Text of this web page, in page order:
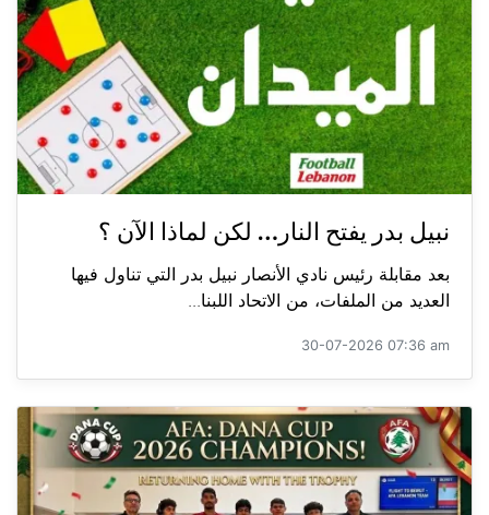
نبيل بدر يفتح النار… لكن لماذا الآن ؟
بعد مقابلة رئيس نادي الأنصار نبيل بدر التي تناول فيها
العديد من الملفات، من الاتحاد اللبنا...
30-07-2026 07:36 am